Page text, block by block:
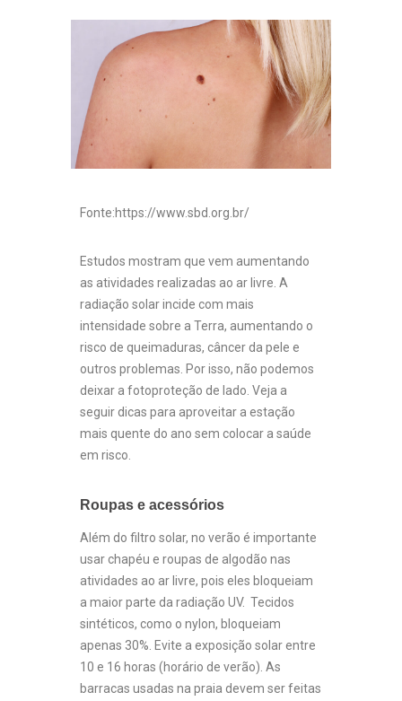
Fonte:https://www.sbd.org.br/
Estudos mostram que vem aumentando
as atividades realizadas ao ar livre. A
radiação solar incide com mais
intensidade sobre a Terra, aumentando o
risco de queimaduras, câncer da pele e
outros problemas. Por isso, não podemos
deixar a fotoproteção de lado. Veja a
seguir dicas para aproveitar a estação
mais quente do ano sem colocar a saúde
em risco.
Roupas e acessórios
Além do filtro solar, no verão é importante
usar chapéu e roupas de algodão nas
atividades ao ar livre, pois eles bloqueiam
a maior parte da radiação UV. Tecidos
sintéticos, como o nylon, bloqueiam
apenas 30%. Evite a exposição solar entre
10 e 16 horas (horário de verão). As
barracas usadas na praia devem ser feitas